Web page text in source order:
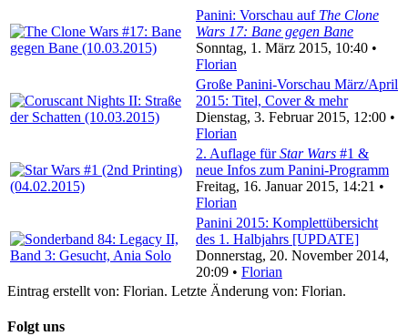
Panini: Vorschau auf The Clone
Wars 17: Bane gegen Bane
Sonntag, 1. März 2015, 10:40 •
Florian
Große Panini-Vorschau März/April
2015: Titel, Cover & mehr
Dienstag, 3. Februar 2015, 12:00 •
Florian
2. Auflage fürStar Wars #1 &
neue Infos zum Panini-Programm
Freitag, 16. Januar 2015, 14:21 •
Florian
Panini 2015: Komplettübersicht
des 1. Halbjahrs [UPDATE]
Donnerstag, 20. November 2014,
20:09 • Florian
Eintrag erstellt von: Florian. Letzte Änderung von: Florian.
Folgt uns